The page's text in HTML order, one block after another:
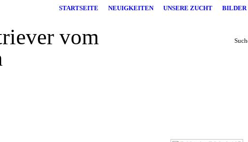
STARTSEITE NEUIGKEITEN UNSERE ZUCHT BILDER